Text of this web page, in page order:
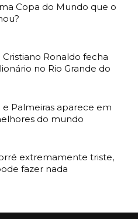
Copa do Mundo que o
Cristiano Ronaldo fecha
no Rio Grande do
Palmeiras aparece em
do mundo
extremamente triste,
fazer nada